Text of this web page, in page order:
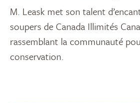
M. Leask met son talent
soupers de Canada Illimités
rassemblant la communauté
conservation.